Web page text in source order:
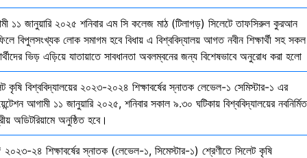
১১ জানুয়ারি ২০২৫ শনিবার এম সি কলেজ মাঠ (টিলাগড়) সিলেটে তাফসিরুল কুরআন
বিপুলসংখ্যক লোক সমাগম হবে বিধায় এ বিশ্ববিদ্যালয় আগত নবীন শিক্ষার্থী সহ সকল
ভিড় এড়িয়ে যাতায়াতে সাবধানতা অবলম্বনের জন্য বিশেষভাবে অনুরোধ করা হলো
কৃষি বিশ্ববিদ্যালয়ের ২০২৩-২০২৪ শিক্ষাবর্ষের স্নাতক লেভেল-১ সেমিস্টার-১ এর
আগামী ১১ জানুয়ারি ২০২৫, শনিবার সকাল ৯.৩০ ঘটিকায় বিশ্ববিদ্যালয়ের নবনির্মিত
অডিটরিয়ামে অনুষ্ঠিত হবে।
২৪ শিক্ষাবর্ষের স্নাতক (লেভেল-১, সিমেস্টার-১) শ্রেণীতে সিলেট কৃষি